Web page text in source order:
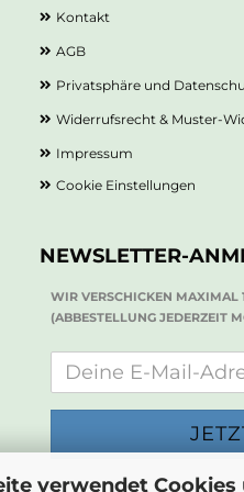
verwendet
Kontakt
AGB
Privatsphäre und
Widerrufsrecht & Muster-
Impressum
Cookie Einstellungen
NEWSLETTER-
WIR VERSCHICKEN MAXIMAL
(ABBESTELLUNG JEDERZEIT